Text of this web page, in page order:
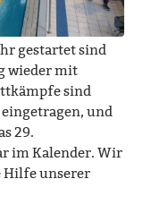
gestartet sind
wieder mit
sind
und
29.
im Kalender. Wir
unserer